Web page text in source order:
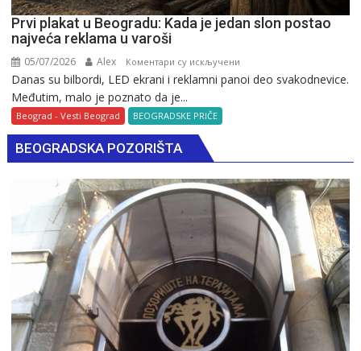
Prvi plakat u Beogradu: Kada je jedan slon postao
najveća reklama u varoši
05/07/2026 Alex Коментари су искључени
Prvi
je
jedan
slon
postao
najveća
reklama
u
varoši
Danas su bilbordi, LED ekrani i reklamni panoi deo svakodnevice.
Međutim, malo je poznato da je...
Beograd - Vesti Beograd BEOGRADSKE PRIČE
BEOGRADSKA POZORIŠTA